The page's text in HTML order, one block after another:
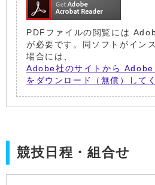
PDFファイルの閲覧には
が必要です。同ソフトがイン
場合には、
Adobe社のサイトから
をダウンロード（無償）して
競技日程・組合せ